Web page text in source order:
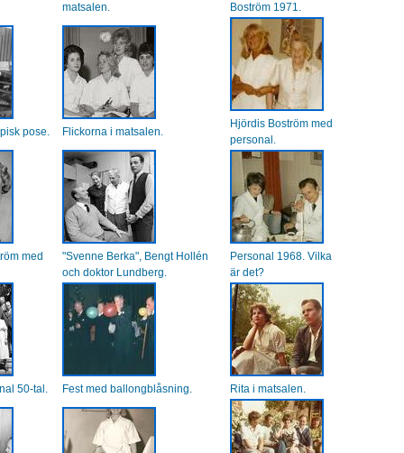
matsalen.
Boström 1971.
pose. Flickorna i matsalen.
Hjördis Boström med
personal.
med
"Svenne Berka", Bengt Hollén
och doktor Lundberg.
Personal 1968. Vilka
är det?
50-tal. Fest med ballongblåsning. Rita i matsalen.